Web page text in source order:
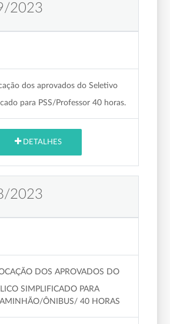
2023
dos aprovados do Seletivo
para PSS/Professor 40 horas.
DETALHES
2023
DOS APROVADOS DO
SIMPLIFICADO PARA
ÔNIBUS/ 40 HORAS